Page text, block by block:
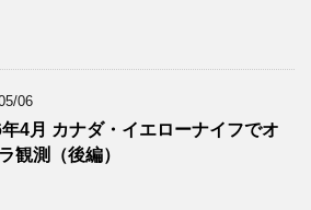
06
4月 カナダ・イエローナイフでオ
観測（後編）